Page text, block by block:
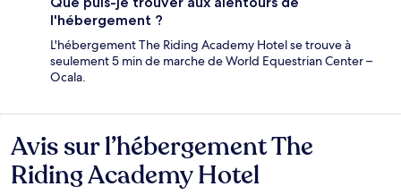
l'hébergement ?
L'hébergement The Riding Academy Hotel se trouve à
seulement 5 min de marche de World Equestrian Center –
Ocala.
Avis
Avis sur l’hébergement The
Riding Academy Hotel